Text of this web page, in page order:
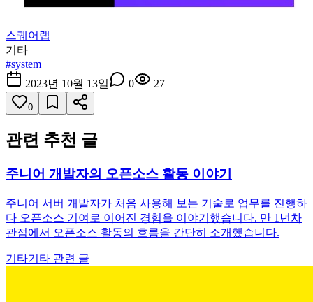
스퀘어랩
기타
#system
2023년 10월 13일
0 27
0
관련 추천 글
주니어 개발자의 오픈소스 활동 이야기
주니어 서버 개발자가 처음 사용해 보는 기술로 업무를 진행하
다 오픈소스 기여로 이어진 경험을 이야기했습니다. 만 1년차
관점에서 오픈소스 활동의 흐름을 간단히 소개했습니다.
기타기타 관련 글